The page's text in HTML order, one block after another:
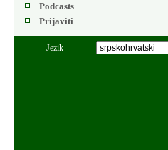
Podcasts
Prijaviti
Jezik